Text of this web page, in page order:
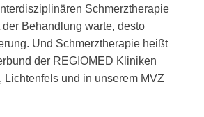
Schmerztherapie
Behandlung warte, desto
Und Schmerztherapie heißt
der REGIOMED Kliniken
und in unserem MVZ